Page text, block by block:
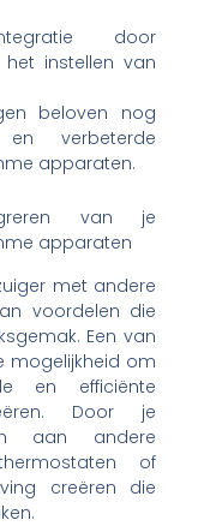
door
instellen van
beloven nog
verbeterde
apparaten.
van je
apparaten
met andere
voordelen die
Een van
mogelijkheid om
en efficiënte
Door je
aan andere
of
creëren die